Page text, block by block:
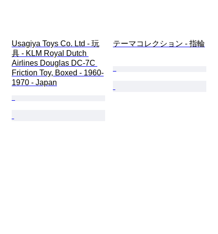
Usagiya Toys Co. Ltd - 玩
具 - KLM Royal Dutch
Airlines Douglas DC-7C
Friction Toy, Boxed - 1960-
1970 - Japan
テーマコレクション - 指輪